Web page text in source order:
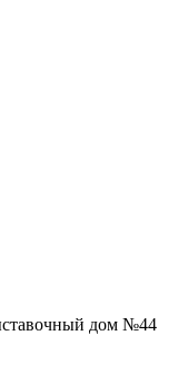
дом №44